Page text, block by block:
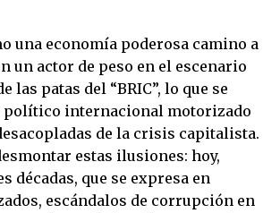
una economía poderosa camino a
un actor de peso en el escenario
patas del “BRIC”, lo que se
político internacional motorizado
de la crisis capitalista.
estas ilusiones: hoy,
décadas, que se expresa en
escándalos de corrupción en